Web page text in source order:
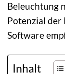
Beleuchtung
Potenzial der
Software
Inhalt